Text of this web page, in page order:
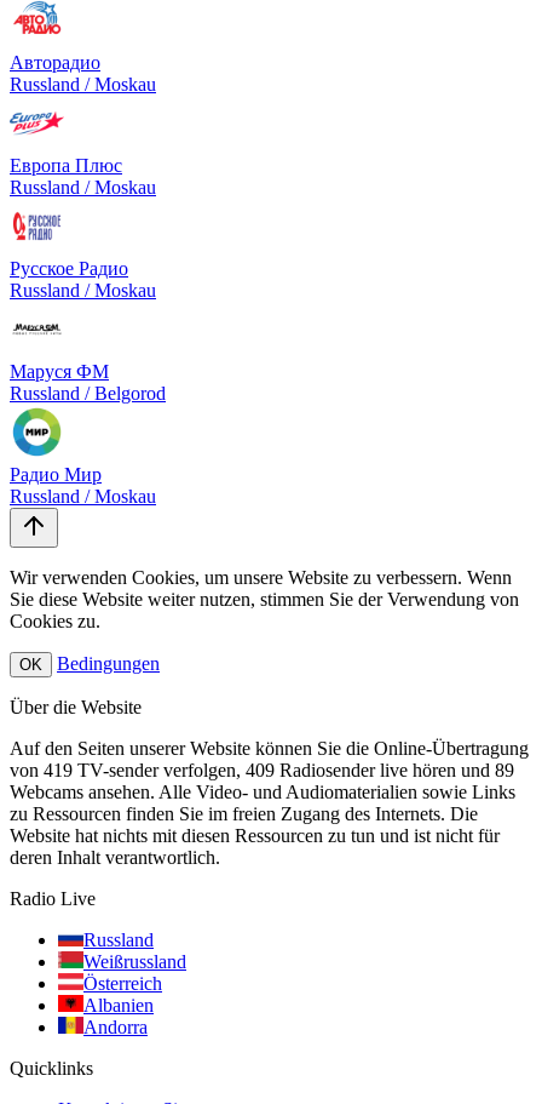
Авторадио
Russland / Moskau
Европа Плюс
Russland / Moskau
Русское Радио
Russland / Moskau
Маруся ФМ
Russland / Belgorod
Радио Мир
Russland / Moskau
Wir verwenden Cookies, um unsere Website zu verbessern. Wenn
Sie diese Website weiter nutzen, stimmen Sie der Verwendung von
Cookies zu.
OK Bedingungen
Über die Website
Auf den Seiten unserer Website können Sie die Online-Übertragung
von 419 TV-sender verfolgen, 409 Radiosender live hören und 89
Webcams ansehen. Alle Video- und Audiomaterialien sowie Links
zu Ressourcen finden Sie im freien Zugang des Internets. Die
Website hat nichts mit diesen Ressourcen zu tun und ist nicht für
deren Inhalt verantwortlich.
Radio Live
Russland
Weißrussland
Österreich
Albanien
Andorra
Quicklinks